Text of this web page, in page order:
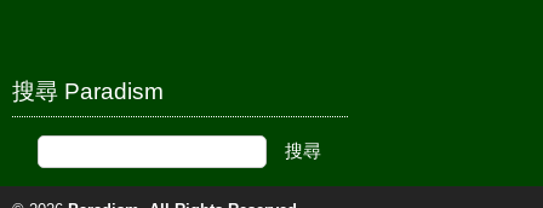
搜尋 Paradism